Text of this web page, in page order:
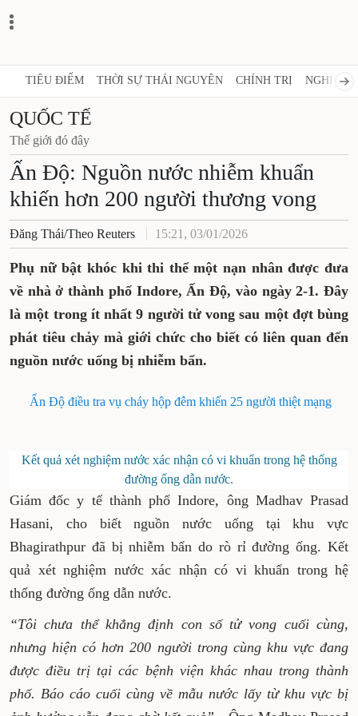
TIÊU ĐIỂM THỜI SỰ THÁI NGUYÊN CHÍNH TRỊ NGHỊ
QUỐC TẾ
Thế giới đó đây
Ấn Độ: Nguồn nước nhiễm khuẩn
khiến hơn 200 người thương vong
Đăng Thái/Theo Reuters 15:21, 03/01/2026
Phụ nữ bật khóc khi thi thể một nạn nhân được đưa
về nhà ở thành phố Indore, Ấn Độ, vào ngày 2-1. Đây
là một trong ít nhất 9 người tử vong sau một đợt bùng
phát tiêu chảy mà giới chức cho biết có liên quan đến
nguồn nước uống bị nhiễm bẩn.
Ấn Độ điều tra vụ cháy hộp đêm khiến 25 người thiệt mạng
Kết quả xét nghiệm nước xác nhận có vi khuẩn trong hệ thống
đường ống dẫn nước.
Giám đốc y tế thành phố Indore, ông Madhav Prasad
Hasani, cho biết nguồn nước uống tại khu vực
Bhagirathpur đã bị nhiễm bẩn do rò rỉ đường ống. Kết
quả xét nghiệm nước xác nhận có vi khuẩn trong hệ
thống đường ống dẫn nước.
“Tôi chưa thể khẳng định con số tử vong cuối cùng,
nhưng hiện có hơn 200 người trong cùng khu vực đang
được điều trị tại các bệnh viện khác nhau trong thành
phố. Báo cáo cuối cùng về mẫu nước lấy từ khu vực bị